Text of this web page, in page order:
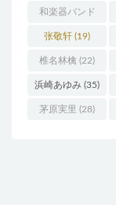
和楽器バンド
(25)
张敬轩 (19)
椎名林檎 (22)
浜崎あゆみ (35)
茅原実里 (28)